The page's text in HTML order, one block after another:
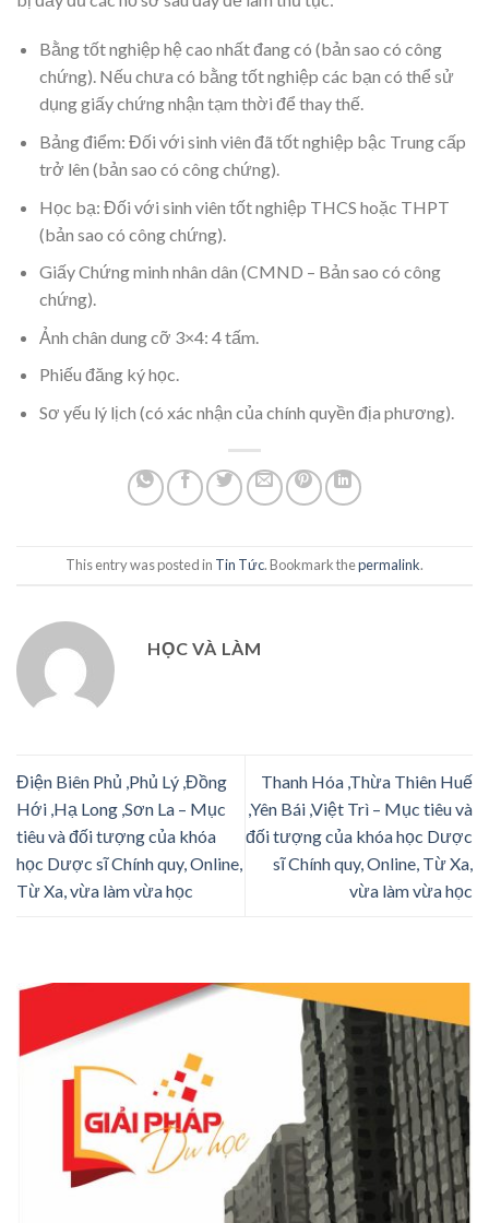
Bằng tốt nghiệp hệ cao nhất đang có (bản sao có công
chứng). Nếu chưa có bằng tốt nghiệp các bạn có thể sử
dụng giấy chứng nhận tạm thời để thay thế.
Bảng điểm: Đối với sinh viên đã tốt nghiệp bậc Trung cấp
trở lên (bản sao có công chứng).
Học bạ: Đối với sinh viên tốt nghiệp THCS hoặc THPT
(bản sao có công chứng).
Giấy Chứng minh nhân dân (CMND – Bản sao có công
chứng).
Ảnh chân dung cỡ 3×4: 4 tấm.
Phiếu đăng ký học.
Sơ yếu lý lịch (có xác nhận của chính quyền địa phương).
This entry was posted in Tin Tức. Bookmark thepermalink.
HỌC VÀ LÀM
Điện Biên Phủ ,Phủ Lý ,Đồng
Hới ,Hạ Long ,Sơn La – Mục
tiêu và đối tượng của khóa
học Dược sĩ Chính quy, Online,
Từ Xa, vừa làm vừa học
Thanh Hóa ,Thừa Thiên Huế
,Yên Bái ,Việt Trì – Mục tiêu và
đối tượng của khóa học Dược
sĩ Chính quy, Online, Từ Xa,
vừa làm vừa học